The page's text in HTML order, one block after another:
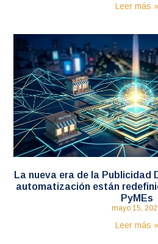
Leer más »
La nueva era de la Publicidad
automatización están
PyMEs
mayo 15,
Leer más »